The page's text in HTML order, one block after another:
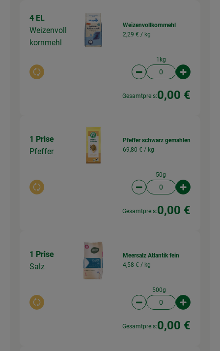
4 EL
Weizenvoll
kornmehl
Auswahl ändern
Weizenvollkornmehl
2,29 € / kg
1kg
Artikelanzahl
Gesamtpreis:0,00 €
1 Prise
Pfeffer
Auswahl ändern
Pfeffer schwarz gemahlen
69,80 € / kg
50g
Artikelanzahl
Gesamtpreis:0,00 €
1 Prise
Salz
Auswahl ändern
Meersalz Atlantik fein
4,58 € / kg
500g
Artikelanzahl
Gesamtpreis:0,00 €